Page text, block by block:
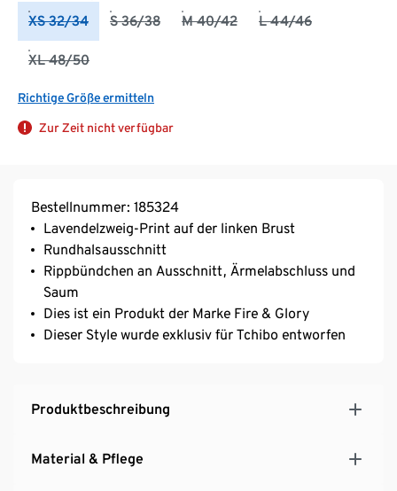
XS 32/34 S 36/38 M 40/42 L 44/46
XL 48/50
Richtige Größe ermitteln
Zur Zeit nicht verfügbar
Bestellnummer: 185324
Lavendelzweig-Print auf der linken Brust
Rundhalsausschnitt
Rippbündchen an Ausschnitt, Ärmelabschluss und
Saum
Dies ist ein Produkt der Marke Fire & Glory
Dieser Style wurde exklusiv für Tchibo entworfen
Produktbeschreibung
Material & Pflege